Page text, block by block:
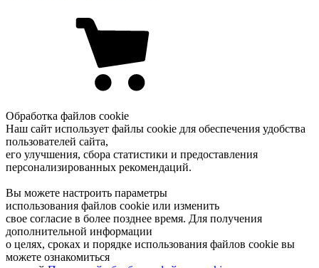
Обработка файлов cookie
Наш сайт использует файлы cookie для обеспечения удобства
пользователей сайта,
его улучшения, сбора статистики и предоставления
персонализированных рекомендаций.
Вы можете настроить параметры
использования файлов cookie или изменить
свое согласие в более позднее время. Для получения
дополнительной информации
о целях, сроках и порядке использования файлов cookie вы
можете ознакомиться